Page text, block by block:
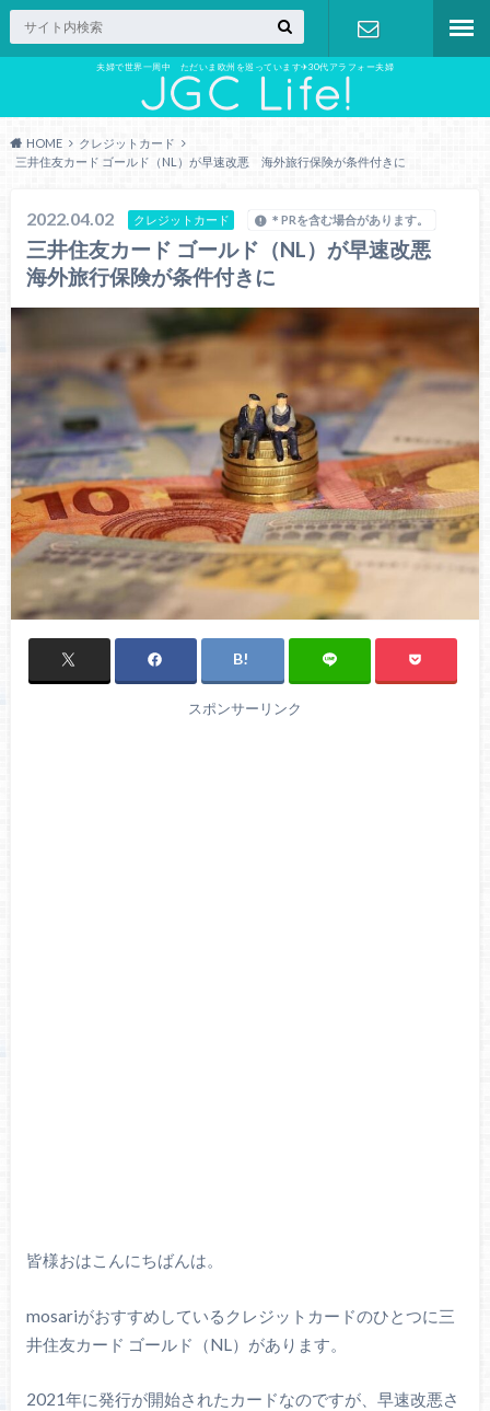
夫婦で世界一周中 ただいま欧州を巡っています✈︎30代アラフォー夫婦
お問い合わ
HOME
クレジットカード
三井住友カード ゴールド（NL）が早速改悪 海外旅行保険が条件付きに
2022.04.02 クレジットカード ＊PRを含む場合があります。
三井住友カード ゴールド（NL）が早速改悪
海外旅行保険が条件付きに
スポンサーリンク
皆様おはこんにちばんは。
mosariがおすすめしているクレジットカードのひとつに三
井住友カード ゴールド（NL）があります。
2021年に発行が開始されたカードなのですが、早速改悪さ